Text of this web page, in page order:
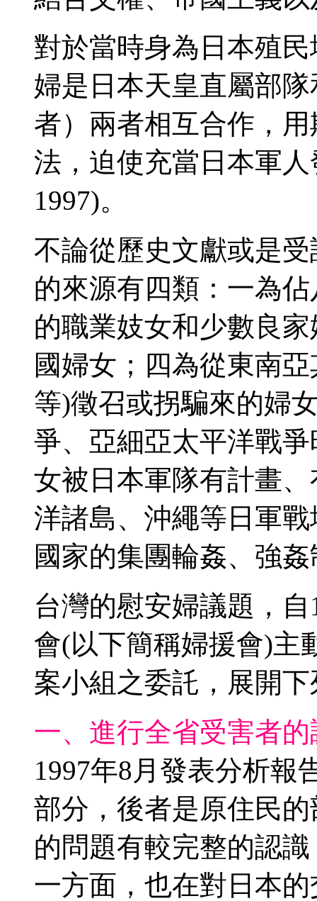
對於當時身為日本殖
婦是日本天皇直屬部
者）兩者相互合作，
法，迫使充當日本軍
1997)。
不論從歷史文獻或是
的來源有四類：一為
的職業妓女和少數良
國婦女；四為從東南
等)徵召或拐騙來的婦
爭、亞細亞太平洋戰
女被日本軍隊有計畫
洋諸島、沖繩等日軍
國家的集團輪姦、強
台灣的慰安婦議題，
會(以下簡稱婦援會)主
案小組之委託，展開
一、進行全省受害者
1997年8月發表分析報
部分，後者是原住民
的問題有較完整的認
一方面，也在對日本